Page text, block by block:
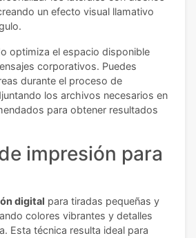
un efecto visual llamativo
optimiza el espacio disponible
corporativos. Puedes
durante el proceso de
los archivos necesarios en
para obtener resultados
impresión para
digital para tiradas pequeñas y
colores vibrantes y detalles
Esta técnica resulta ideal para